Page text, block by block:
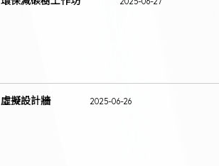
虛擬設計牆 2025-06-26